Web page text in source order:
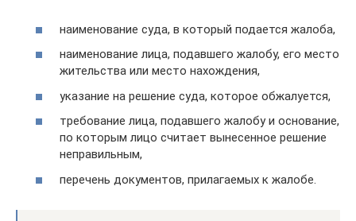
наименование суда, в который подается жалоба,
наименование лица, подавшего жалобу, его место
жительства или место нахождения,
указание на решение суда, которое обжалуется,
требование лица, подавшего жалобу и основание,
по которым лицо считает вынесенное решение
неправильным,
перечень документов, прилагаемых к жалобе.